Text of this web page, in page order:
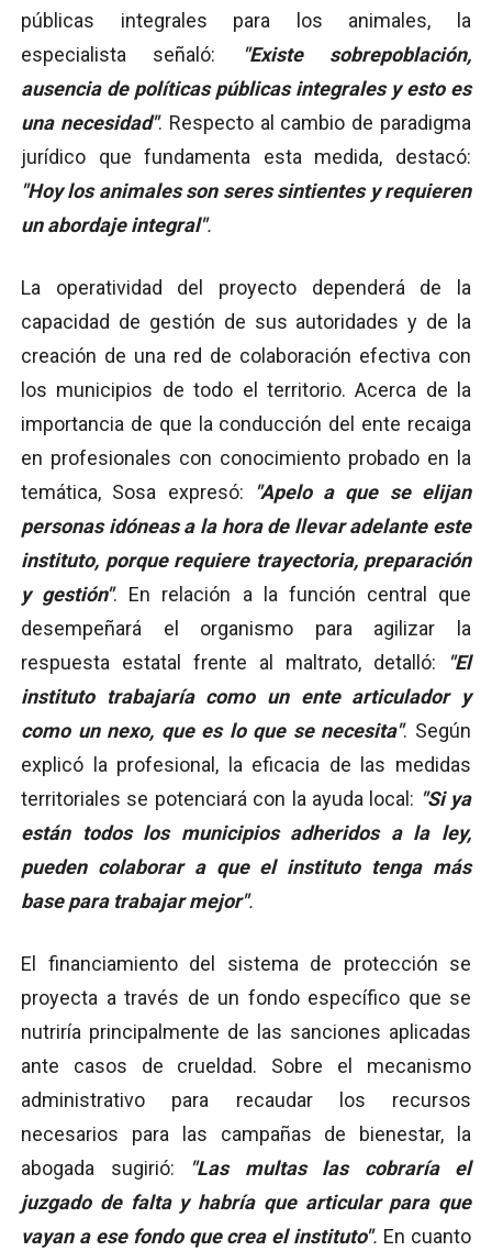
públicas integrales para los animales, la
especialista señaló:
"Existe sobrepoblación,
ausencia de políticas públicas integrales y esto es
una necesidad". Respecto al cambio de paradigma
jurídico que fundamenta esta medida, destacó:
"Hoy los animales son seres sintientes y requieren
un abordaje integral".
La operatividad del proyecto dependerá de la
capacidad de gestión de sus autoridades y de la
creación de una red de colaboración efectiva con
los municipios de todo el territorio. Acerca de la
importancia de que la conducción del ente recaiga
en profesionales con conocimiento probado en la
temática, Sosa expresó:
"Apelo a que se elijan
personas idóneas a la hora de llevar adelante este
instituto, porque requiere trayectoria, preparación
y gestión". En relación a la función central que
desempeñará el organismo para agilizar la
respuesta estatal frente al maltrato, detalló:
"El
instituto trabajaría como un ente articulador y
como un nexo, que es lo que se necesita". Según
explicó la profesional, la eficacia de las medidas
territoriales se potenciará con la ayuda local: "Si ya
están todos los municipios adheridos a la ley,
pueden colaborar a que el instituto tenga más
base para trabajar mejor".
El financiamiento del sistema de protección se
proyecta a través de un fondo específico que se
nutriría principalmente de las sanciones aplicadas
ante casos de crueldad. Sobre el mecanismo
administrativo para recaudar los recursos
necesarios para las campañas de bienestar, la
abogada sugirió:
"Las multas las cobraría el
juzgado de falta y habría que articular para que
vayan a ese fondo que crea el instituto". En cuanto